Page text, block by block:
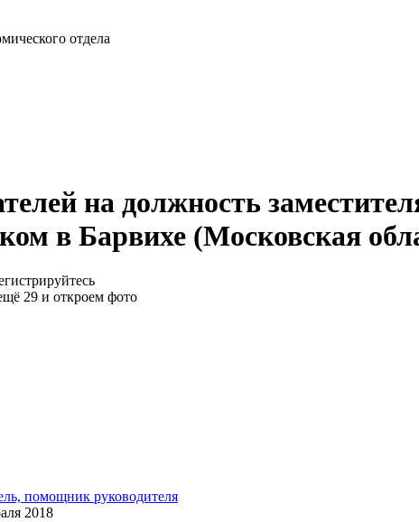
отдела
на должность
в Барвихе (Московская
29 и откроем фото
помощник руководителя
2018